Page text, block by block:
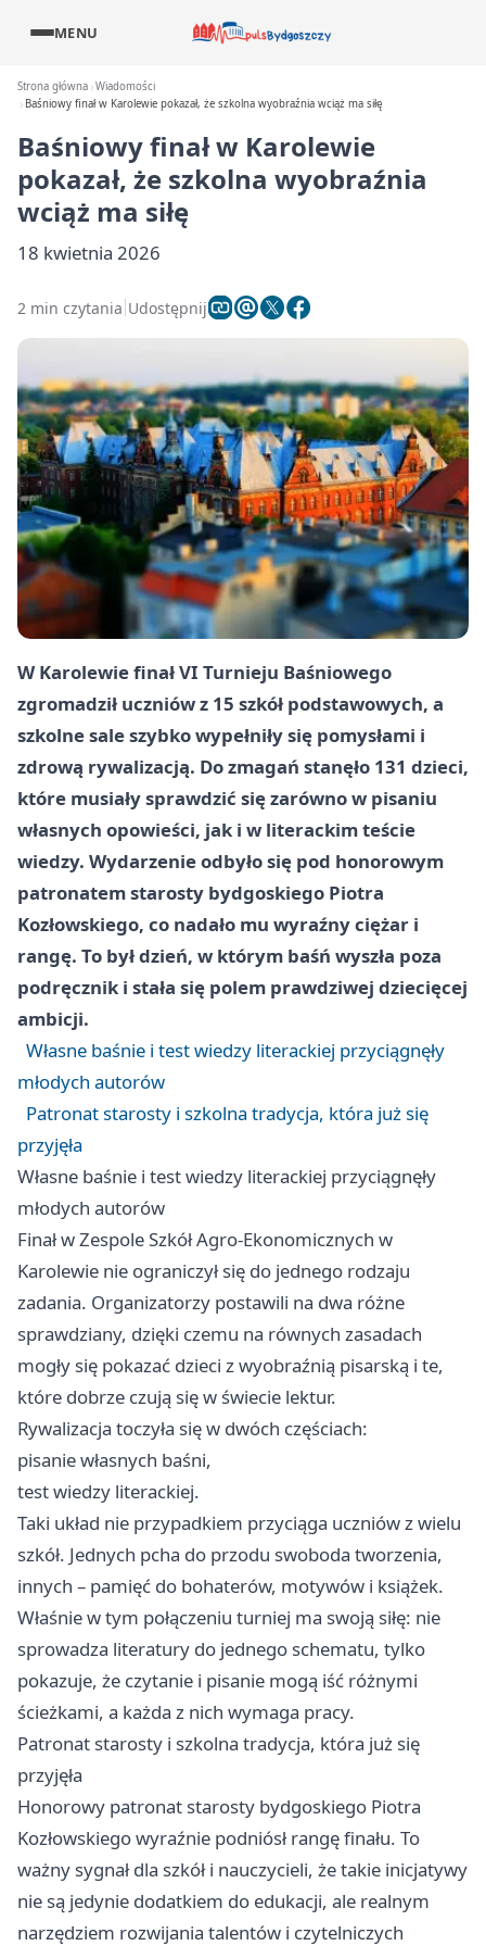
MENU
Strona główna Wiadomości
Baśniowy finał w Karolewie pokazał, że szkolna wyobraźnia wciąż ma siłę
Baśniowy finał w Karolewie
pokazał, że szkolna wyobraźnia
wciąż ma siłę
18 kwietnia 2026
2 min czytania Udostępnij
W Karolewie finał VI Turnieju Baśniowego
zgromadził uczniów z 15 szkół podstawowych, a
szkolne sale szybko wypełniły się pomysłami i
zdrową rywalizacją. Do zmagań stanęło 131 dzieci,
które musiały sprawdzić się zarówno w pisaniu
własnych opowieści, jak i w literackim teście
wiedzy. Wydarzenie odbyło się pod honorowym
patronatem starosty bydgoskiego Piotra
Kozłowskiego, co nadało mu wyraźny ciężar i
rangę. To był dzień, w którym baśń wyszła poza
podręcznik i stała się polem prawdziwej dziecięcej
ambicji.
Własne baśnie i test wiedzy literackiej przyciągnęły
młodych autorów
Patronat starosty i szkolna tradycja, która już się
przyjęła
Własne baśnie i test wiedzy literackiej przyciągnęły
młodych autorów
Finał w Zespole Szkół Agro-Ekonomicznych w
Karolewie nie ograniczył się do jednego rodzaju
zadania. Organizatorzy postawili na dwa różne
sprawdziany, dzięki czemu na równych zasadach
mogły się pokazać dzieci z wyobraźnią pisarską i te,
które dobrze czują się w świecie lektur.
Rywalizacja toczyła się w dwóch częściach:
pisanie własnych baśni,
test wiedzy literackiej.
Taki układ nie przypadkiem przyciąga uczniów z wielu
szkół. Jednych pcha do przodu swoboda tworzenia,
innych – pamięć do bohaterów, motywów i książek.
Właśnie w tym połączeniu turniej ma swoją siłę: nie
sprowadza literatury do jednego schematu, tylko
pokazuje, że czytanie i pisanie mogą iść różnymi
ścieżkami, a każda z nich wymaga pracy.
Patronat starosty i szkolna tradycja, która już się
przyjęła
Honorowy patronat starosty bydgoskiego Piotra
Kozłowskiego wyraźnie podniósł rangę finału. To
ważny sygnał dla szkół i nauczycieli, że takie inicjatywy
nie są jedynie dodatkiem do edukacji, ale realnym
narzędziem rozwijania talentów i czytelniczych